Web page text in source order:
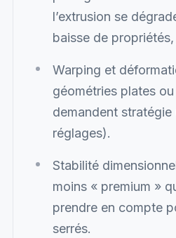
l’extrusion se
baisse de
Warping et
géométries plates
demandent
réglages).
Stabilité
moins « premium »
prendre en compte
serrés.